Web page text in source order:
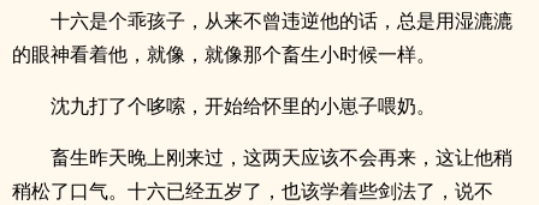
十六是个乖孩子，从来不曾违逆他的话，总是用湿漉漉
的眼神看着他，就像，就像那个畜生小时候一样。
沈九打了个哆嗦，开始给怀里的小崽子喂奶。
畜生昨天晚上刚来过，这两天应该不会再来，这让他稍
稍松了口气。十六已经五岁了，也该学着些剑法了，说不